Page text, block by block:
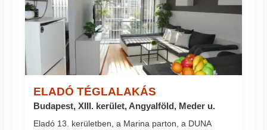
ELADÓ TÉGLALAKÁS
Budapest, XIII. kerület, Angyalföld, Meder u.
Eladó 13. kerületben, a Marina parton, a DUNA